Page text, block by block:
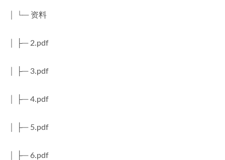
│ └─ 资料
│ ├─ 2.pdf
│ ├─ 3.pdf
│ ├─ 4.pdf
│ ├─ 5.pdf
│ ├─ 6.pdf